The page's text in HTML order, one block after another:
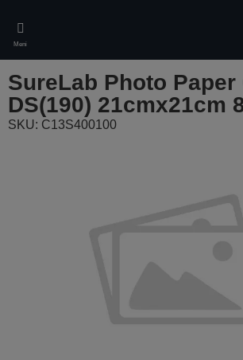
main
content
Meni
SureLab Photo Paper
DS(190) 21cmx21cm
SKU: C13S400100